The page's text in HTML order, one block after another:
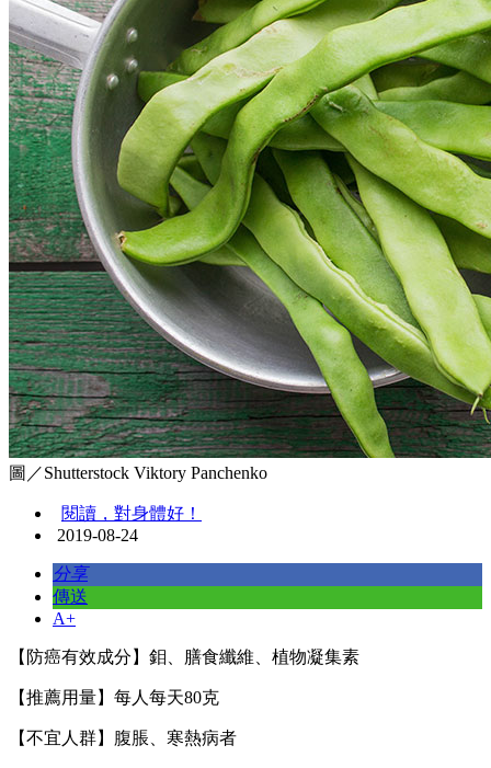
圖／Shutterstock Viktory Panchenko
閱讀，對身體好！
2019-08-24
分享
傳送
A+
【防癌有效成分】鉬、膳食纖維、植物凝集素
【推薦用量】每人每天80克
【不宜人群】腹脹、寒熱病者